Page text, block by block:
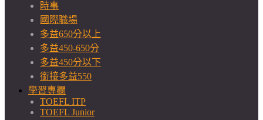
時事
國際職場
多益650分以上
多益450-650分
多益450分以下
銜接多益550
學習專欄
TOEFL ITP
TOEFL Junior